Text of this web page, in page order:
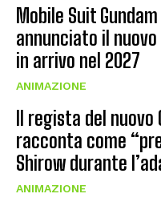
Mobile Suit Gundam
annunciato il
in arrivo nel 2027
ANIMAZIONE
Il regista del nuovo
racconta come
Shirow durante
ANIMAZIONE